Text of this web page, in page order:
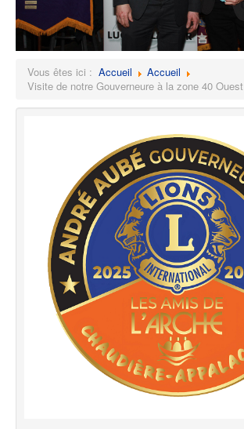
Vous êtes ici : Accueil
Accueil
Visite de notre Gouverneure à la zone 40 Ouest